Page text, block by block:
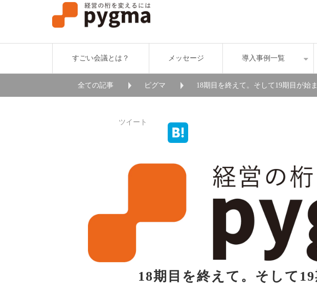
すごい会議とは？ メッセージ 導入事例一覧
全ての記事 ピグマ 18期目を終えて。そして19期目が始ま
ツイート
18期目を終えて。そして19